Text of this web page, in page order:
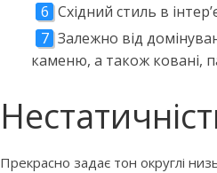
Східний стиль в
Залежно від
каменю, а також ковані,
Прекрасно задає тон округлі